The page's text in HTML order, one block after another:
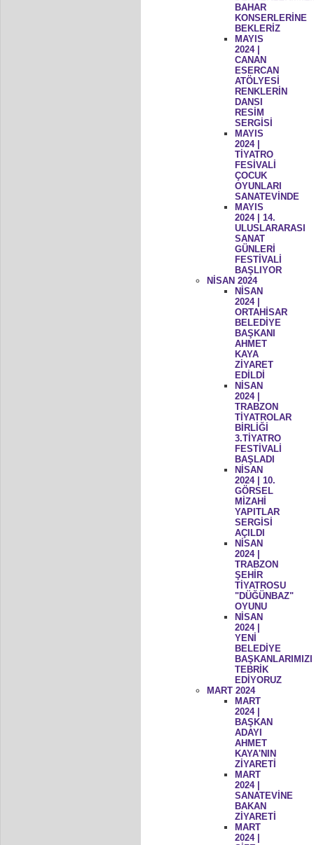
BAHAR
KONSERLERİNE
BEKLERİZ
MAYIS
2024 |
CANAN
ESERCAN
ATÖLYESİ
RENKLERİN
DANSI
RESİM
SERGİSİ
MAYIS
2024 |
TİYATRO
FESİVALİ
ÇOCUK
OYUNLARI
SANATEVİNDE
MAYIS
2024 | 14.
ULUSLARARASI
SANAT
GÜNLERİ
FESTİVALİ
BAŞLIYOR
NİSAN 2024
NİSAN
2024 |
ORTAHİSAR
BELEDİYE
BAŞKANI
AHMET
KAYA
ZİYARET
EDİLDİ
NİSAN
2024 |
TRABZON
TİYATROLAR
BİRLİĞİ
3.TİYATRO
FESTİVALİ
BAŞLADI
NİSAN
2024 | 10.
GÖRSEL
MİZAHİ
YAPITLAR
SERGİSİ
AÇILDI
NİSAN
2024 |
TRABZON
ŞEHİR
TİYATROSU
"DÜĞÜNBAZ"
OYUNU
NİSAN
2024 |
YENİ
BELEDİYE
BAŞKANLARIMIZI
TEBRİK
EDİYORUZ
MART 2024
MART
2024 |
BAŞKAN
ADAYI
AHMET
KAYA'NIN
ZİYARETİ
MART
2024 |
SANATEVİNE
BAKAN
ZİYARETİ
MART
2024 |